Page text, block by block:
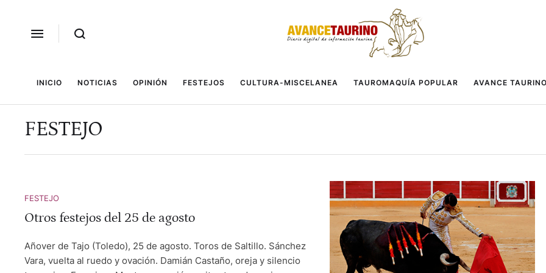
INICIO NOTICIAS OPINIÓN FESTEJOS CULTURA-MISCELANEA TAUROMAQUÍA POPULAR AVANCE TAURINO
FESTEJO
FESTEJO
Otros festejos del 25 de agosto
Añover de Tajo (Toledo), 25 de agosto. Toros de Saltillo. Sánchez
Vara, vuelta al ruedo y ovación. Damián Castaño, oreja y silencio